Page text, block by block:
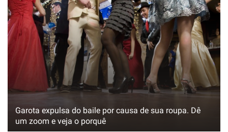
Garota expulsa do baile por causa de sua roupa. Dê
um zoom e veja o porquê